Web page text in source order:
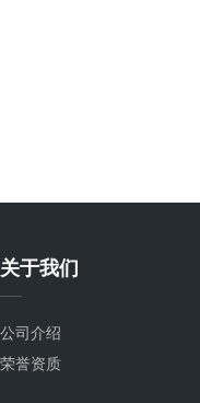
关于我们
公司介绍
荣誉资质